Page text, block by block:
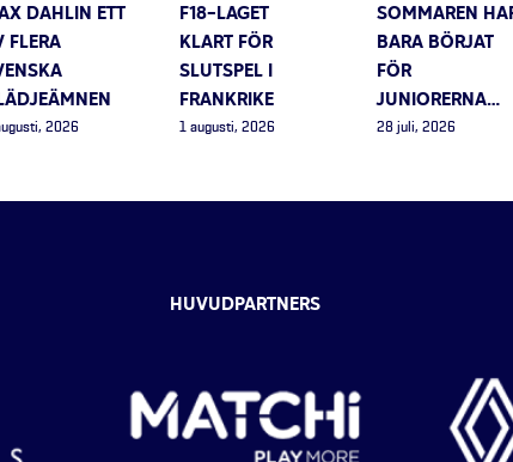
DAHLIN ETT
FLERA
2026
F18-LAGET
KLART FÖR
SLUTSPEL I
FRANKRIKE
1 augusti, 2026
SOMMAREN
BARA BÖRJAT
FÖR
JUNIORERNA…
28 juli, 2026
HUVUDPARTNERS